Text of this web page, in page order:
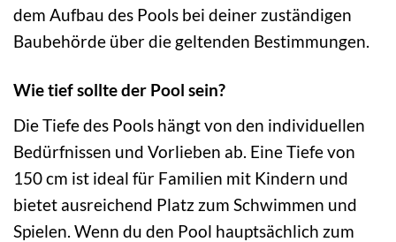
dem Aufbau des Pools bei deiner zuständigen
Baubehörde über die geltenden Bestimmungen.
Wie tief sollte der Pool sein?
Die Tiefe des Pools hängt von den individuellen
Bedürfnissen und Vorlieben ab. Eine Tiefe von
150 cm ist ideal für Familien mit Kindern und
bietet ausreichend Platz zum Schwimmen und
Spielen. Wenn du den Pool hauptsächlich zum